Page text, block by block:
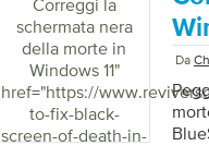
Correggi la
schermata nera
della morte in
Windows 11"
href="https://
to-fix-black-
screen-of-death-in-
Da